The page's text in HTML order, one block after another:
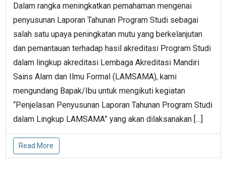
Dalam rangka meningkatkan pemahaman mengenai
penyusunan Laporan Tahunan Program Studi sebagai
salah satu upaya peningkatan mutu yang berkelanjutan
dan pemantauan terhadap hasil akreditasi Program Studi
dalam lingkup akreditasi Lembaga Akreditasi Mandiri
Sains Alam dan Ilmu Formal (LAMSAMA), kami
mengundang Bapak/Ibu untuk mengikuti kegiatan
“Penjelasan Penyusunan Laporan Tahunan Program Studi
dalam Lingkup LAMSAMA” yang akan dilaksanakan […]
Read More